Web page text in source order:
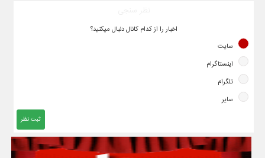
اخبار را از کدام کانال دنبال میکنید؟
سایت
اینستاگرام
تلگرام
سایر
ثبت نظر